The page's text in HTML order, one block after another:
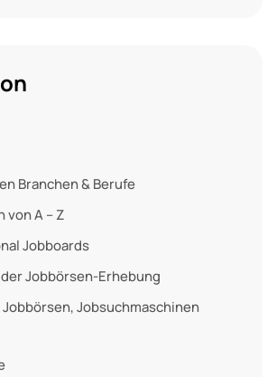
Branchen & Berufe
von A – Z
Jobboards
Jobbörsen-Erhebung
Jobsuchmaschinen